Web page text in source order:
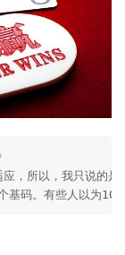
，所以，我只说的是
码。有些人以为10